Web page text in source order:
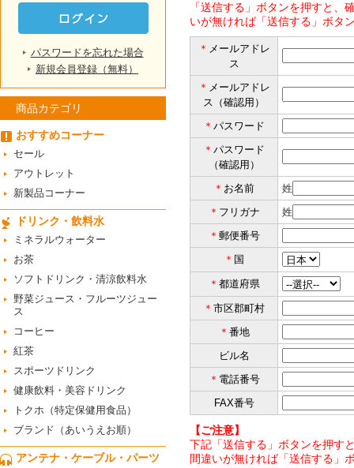
「送信する」ボタンを押すと
いが無ければ「送信する」ボタ
＊ メールアドレ
ス
＊ メールアドレ
ス（確認用）
＊ パスワード
＊ パスワード
（確認用）
＊ お名前
姓
＊ フリガナ
姓
＊ 郵便番号
＊ 国
＊ 都道府県
＊ 市区郡町村
＊ 番地
ビル名
＊ 電話番号
FAX番号
【ご注意】
下記「送信する」ボタンを押す
間違いが無ければ「送信する」
パスワードを忘れた場合
新規会員登録（無料）
商品カテゴリ
おすすめコーナー
セール
アウトレット
新製品コーナー
ドリンク・飲料水
ミネラルウォーター
お茶
ソフトドリンク・清涼飲料水
野菜ジュース・フルーツジュー
ス
コーヒー
紅茶
スポーツドリンク
健康飲料・美容ドリンク
トクホ（特定保健用食品）
ブランド（あいうえお順）
アンテナ・ケーブル・パーツ